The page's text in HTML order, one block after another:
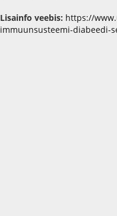
Lisainfo veebis: https://
immuunsusteemi-diabeedi-